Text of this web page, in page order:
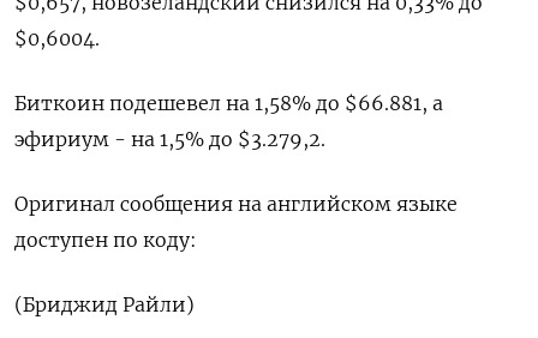
$0,6004.
Биткоин подешевел на 1,58% до $66.881, а
эфириум - на 1,5% до $3.279,2.
Оригинал сообщения на английском языке
доступен по коду:
(Бриджид Райли)